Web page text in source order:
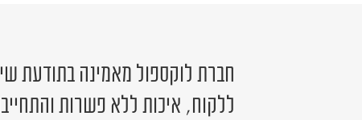
חברת לוקספול מאמינה בתודעת
ללקוח, איכות ללא פשרות